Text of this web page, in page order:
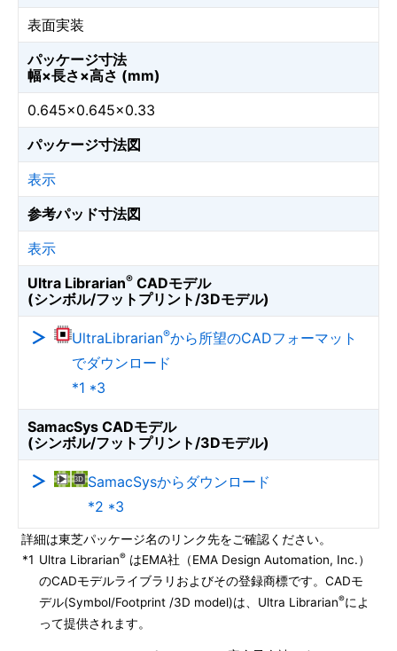
表面実装
パッケージ寸法
幅×長さ×高さ (mm)
0.645×0.645×0.33
パッケージ寸法図
表示
参考パッド寸法図
表示
Ultra Librarian® CADモデル
(シンボル/フットプリント/3Dモデル)
UltraLibrarian®から所望のCADフォーマット
でダウンロード
*1 *3
SamacSys CADモデル
(シンボル/フットプリント/3Dモデル)
SamacSysからダウンロード
*2 *3
詳細は東芝パッケージ名のリンク先をご確認ください。
*1 Ultra Librarian® はEMA社（EMA Design Automation, Inc.）
のCADモデルライブラリおよびその登録商標です。CADモ
デル(Symbol/Footprint /3D model)は、Ultra Librarian®によ
って提供されます。